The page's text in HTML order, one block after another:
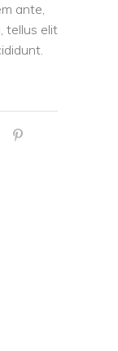
ante,
tellus elit